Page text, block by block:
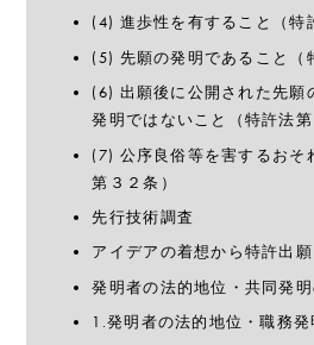
(4) 進歩性を有すること（特
(5) 先願の発明であること（
(6) 出願後に公開された先願
発明ではないこと（特許法第
(7) 公序良俗等を害するおそ
第３２条）
先行技術調査
アイデアの着想から特許出
発明者の法的地位・共同発
1.発明者の法的地位・職務